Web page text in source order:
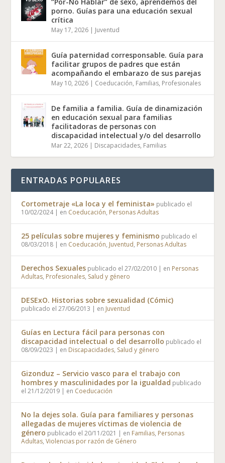
“Por-No Hablar” de sexo, aprendemos del
porno. Guías para una educación sexual
crítica
May 17, 2026 | Juventud
Guía paternidad corresponsable. Guía para
facilitar grupos de padres que están
acompañando el embarazo de sus parejas
May 10, 2026 | Coeducación, Familias, Profesionales
De familia a familia. Guía de dinamización
en educación sexual para familias
facilitadoras de personas con
discapacidad intelectual y/o del desarrollo
Mar 22, 2026 | Discapacidades, Familias
ENTRADAS POPULARES
Cortometraje «La loca y el feminista» publicado el
10/02/2024| en Coeducación, Personas Adultas
25 películas sobre mujeres y feminismo publicado el
08/03/2018 | en Coeducación, Juventud, Personas Adultas
Derechos Sexuales publicado el 27/02/2010 | en Personas
Adultas, Profesionales, Salud y género
DESExO. Historias sobre sexualidad (Cómic)
publicado el 27/06/2013 | en Juventud
Guías en Lectura fácil para personas con
discapacidad intelectual o del desarrollo publicado el
08/09/2023 | en Discapacidades, Salud y género
Gizonduz – Servicio vasco para el trabajo con
hombres y masculinidades por la igualdad publicado
el 21/12/2019 | en Coeducación
No la dejes sola. Guía para familiares y personas
allegadas de mujeres víctimas de violencia de
género publicado el 20/11/2021 | en Familias, Personas
Adultas,Violencias por razón de Género